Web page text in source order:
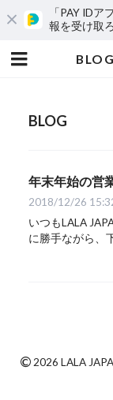
「PAY ID
報を受け取
BLOG
年末年始の営
2018/12/26
いつもLALA
に勝手ながら、
だきます。■休
© 2026 LALA